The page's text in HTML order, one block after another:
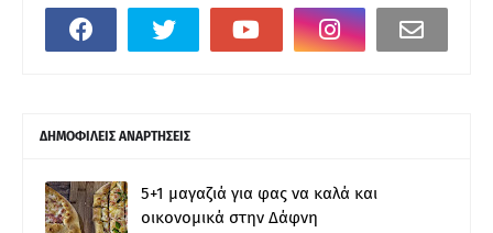
ΔΗΜΟΦΙΛΕΙΣ ΑΝΑΡΤΗΣΕΙΣ
5+1 μαγαζιά για φας να καλά και
οικονομικά στην Δάφνη